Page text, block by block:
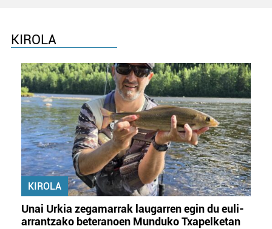
KIROLA
KIROLA
Unai Urkia zegamarrak laugarren egin du euli-
arrantzako beteranoen Munduko Txapelketan